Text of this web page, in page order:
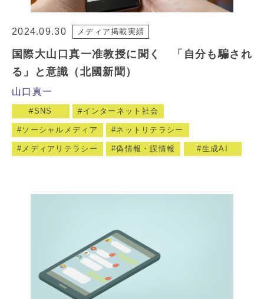
2024.09.30 メディア掲載実績
国際大山口真一准教授に聞く 「自分も騙され
る」と意識（北國新聞）
山口真一
SNS インターネット社会
ソーシャルメディア ネットリテラシー
メディアリテラシー 偽情報・誤情報 生成AI